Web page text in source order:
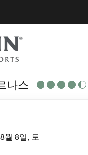
나스
8월 8일, 토